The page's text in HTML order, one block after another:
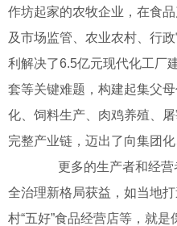
作坊起家的农牧企业，在食
及市场监管、农业农村、行
利解决了6.5亿元现代化工厂
套等关键难题，构建起集父
化、饲料生产、肉鸡养殖、
完整产业链，迈出了向集团
更多的生产者和经营
全治理新格局获益，如当地
村“五好”食品经营店等，就